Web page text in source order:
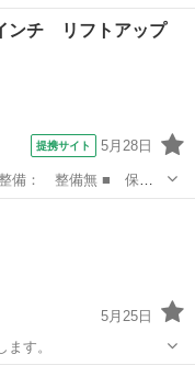
ンチ リフトアップ
提携サイト 5月28日
備： 整備無 ■ 保
5月25日
す。